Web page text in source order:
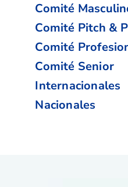
Comité
Comité Pitch &
Comité
Comité Senior
Internacionales
Nacionales